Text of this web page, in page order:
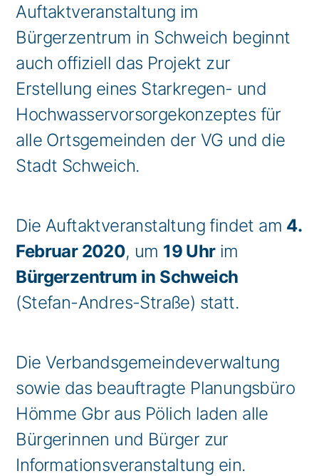
Auftaktveranstaltung im
Bürgerzentrum in Schweich beginnt
auch offiziell das Projekt zur
Erstellung eines Starkregen- und
Hochwasservorsorgekonzeptes für
alle Ortsgemeinden der VG und die
Stadt Schweich.
Die Auftaktveranstaltung findet am 4.
Februar 2020, um 19 Uhrim
Bürgerzentrum in Schweich
(Stefan-Andres-Straße) statt.
Die Verbandsgemeindeverwaltung
sowie das beauftragte Planungsbüro
Hömme Gbr aus Pölich laden alle
Bürgerinnen und Bürger zur
Informationsveranstaltung ein.